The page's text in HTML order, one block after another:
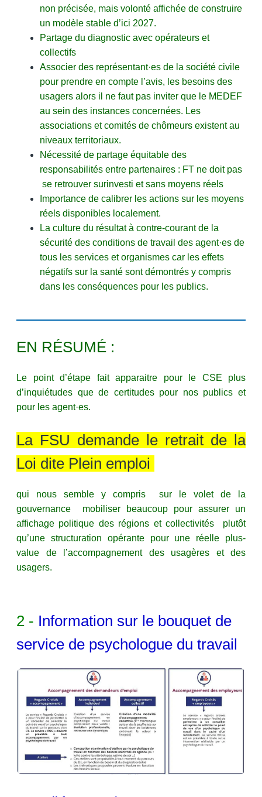
non précisée, mais volonté affichée de construire
un modèle stable d’ici 2027.
Partage du diagnostic avec opérateurs et
collectifs
Associer des représentant·es de la société civile
pour prendre en compte l’avis, les besoins des
usagers alors il ne faut pas inviter que le MEDEF
au sein des instances concernées. Les
associations et comités de chômeurs existent au
niveaux territoriaux.
Nécessité de partage équitable des
responsabilités entre partenaires : FT ne doit pas
se retrouver surinvesti et sans moyens réels
Importance de calibrer les actions sur les moyens
réels disponibles localement.
La culture du résultat à contre-courant de la
sécurité des conditions de travail des agent·es de
tous les services et organismes car les effets
négatifs sur la santé sont démontrés y compris
dans les conséquences pour les publics.
EN RÉSUMÉ :
Le point d’étape fait apparaitre pour le CSE plus
d’inquiétudes que de certitudes pour nos publics et
pour les agent·es.
La FSU demande le retrait de la
Loi dite Plein emploi
qui nous semble y compris sur le volet de la
gouvernance mobiliser beaucoup pour assurer un
affichage politique des régions et collectivités plutôt
qu’une structuration opérante pour une réelle plus-
value de l’accompagnement des usagères et des
usagers.
2 - Information sur le bouquet de
service de psychologue du travail